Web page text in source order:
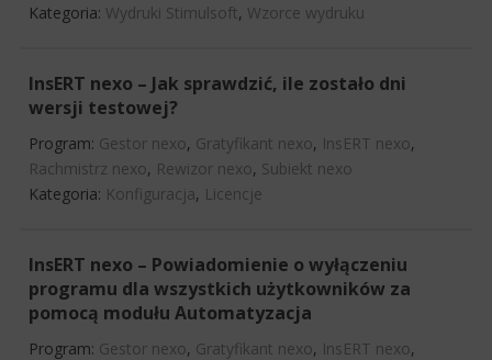
Kategoria: Wydruki Stimulsoft, Wzorce wydruku
InsERT nexo – Jak sprawdzić, ile zostało dni
wersji testowej?
Program: Gestor nexo, Gratyfikant nexo, InsERT nexo,
Rachmistrz nexo, Rewizor nexo, Subiekt nexo
Kategoria: Konfiguracja, Licencje
InsERT nexo – Powiadomienie o wyłączeniu
programu dla wszystkich użytkowników za
pomocą modułu Automatyzacja
Program: Gestor nexo, Gratyfikant nexo, InsERT nexo,